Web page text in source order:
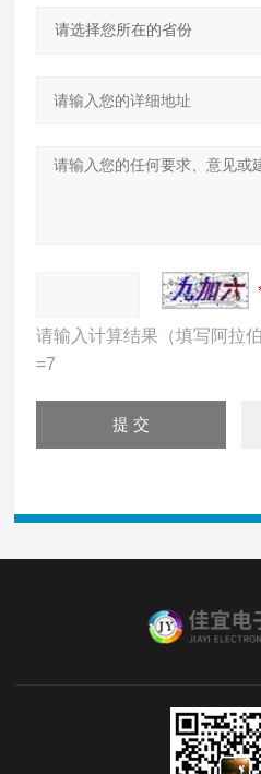
请输入计算结果（填写阿拉
=7